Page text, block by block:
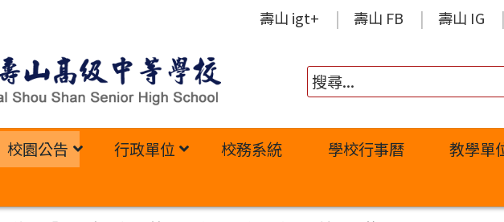
壽山 igt+ 壽山 FB 壽山 IG
校園公告 行政單位 校務系統 學校行事曆
教學單